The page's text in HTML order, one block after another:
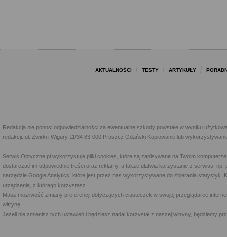
AKTUALNOŚCI TESTY ARTYKUŁY
Redakcja nie ponosi odpowiedzialności za ewentualne szkody powstałe w wyniku
redakcji: ul. Żwirki i Wigury 11/34 83-000 Pruszcz Gdański Kopiowanie lub
Serwis Optyczne.pl wykorzystuje pliki cookies, które są zapisywane na Twoim
dostarczać im odpowiednie treści oraz reklamy, a także ułatwia korzystanie z serwisu,
narzędzie Google Analytics, które jest przez nas wykorzystywane do zbierania statystyk.
urządzenia, z którego korzystasz.
Masz możliwość zmiany preferencji dotyczących ciasteczek w swojej przeglądarce
witrynę.
Jeżeli nie zmienisz tych ustawień i będziesz nadal korzystał z naszej witryny, będziemy